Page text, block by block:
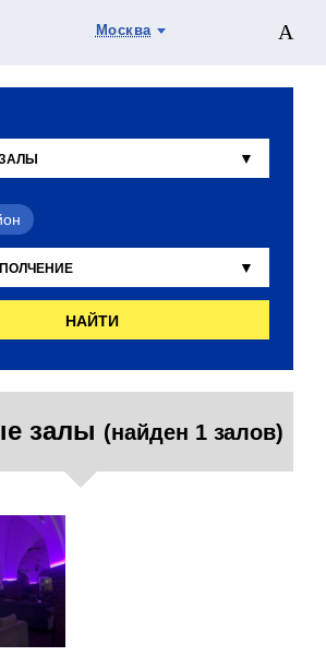
Москва
НАЙТИ
залы (найден 1 залов)